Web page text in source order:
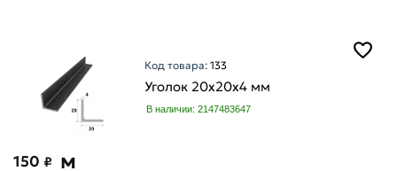
Длина
уголка
Код товара:133
Уголок 20х20х4 мм
В наличии: 2147483647
150 ₽ м